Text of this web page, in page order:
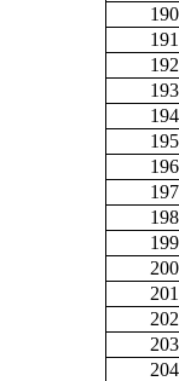
190
191
192
193
194
195
196
197
198
199
200
201
202
203
204